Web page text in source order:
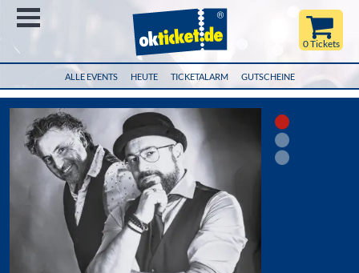
ALLE EVENTS HEUTE TICKETALARM GUTSCHEINE
0 Tickets